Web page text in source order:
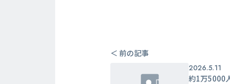
＜ 前の記事
2026.5.11
約1万5000